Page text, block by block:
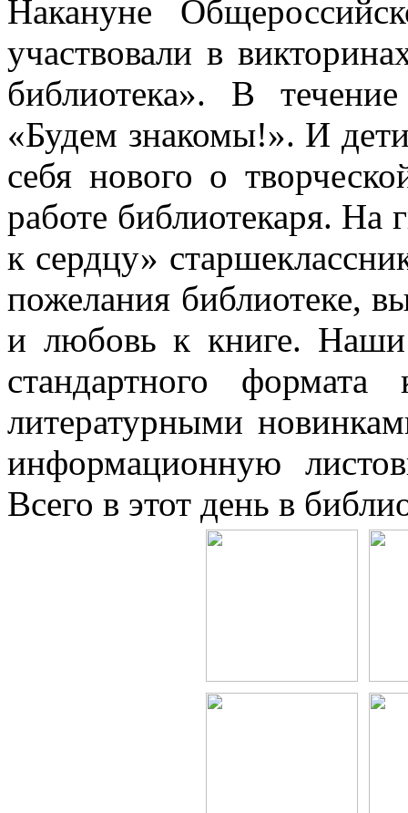
Накануне
участвовали в
библиотека». В
«Будем знакомы!». И
себя нового о
работе библиотекаря. На
к сердцу»
пожелания библиотеке,
и любовь к книге.
стандартного
литературными
информационную
Всего в этот день в